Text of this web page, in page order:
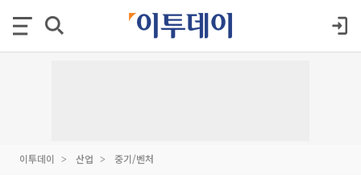
이투데이 산업 중기/벤처